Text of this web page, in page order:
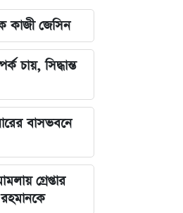
কাজী জেসিন
চায়, সিদ্ধান্ত
বাসভবনে
গ্রেপ্তার